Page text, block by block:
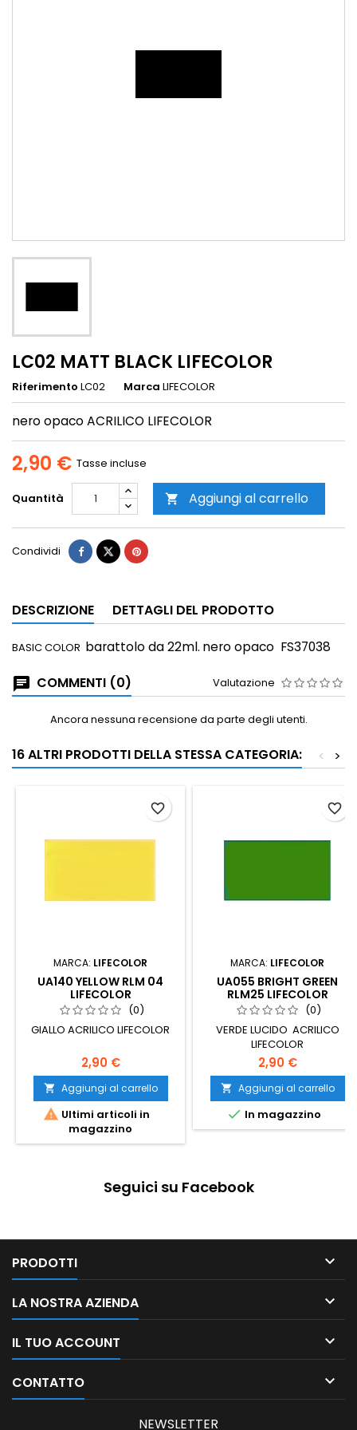
LC02 MATT BLACK LIFECOLOR
Riferimento LC02 Marca LIFECOLOR
nero opaco ACRILICO LIFECOLOR
2,90 € Tasse incluse
Quantità  Aggiungi al carrello
Condividi
DESCRIZIONE DETTAGLI DEL PRODOTTO
BASIC COLOR barattolo da 22ml. nero opaco FS37038
COMMENTI (0) Valutazione
Ancora nessuna recensione da parte degli utenti.
16 ALTRI PRODOTTI DELLA STESSA CATEGORIA: >
<
MARCA: LIFECOLOR
UA140 YELLOW RLM 04
LIFECOLOR
(0)
GIALLO ACRILICO LIFECOLOR
2,90 €
 Aggiungi al carrello
 Ultimi articoli in
magazzino
favorite_border
MARCA: LIFECOLOR
UA055 BRIGHT GREEN
RLM25 LIFECOLOR
(0)
VERDE LUCIDO ACRILICO
LIFECOLOR
2,90 €
 Aggiungi al carrello
 In magazzino
favorite_border
Seguici su Facebook
PRODOTTI 
LA NOSTRA AZIENDA 
IL TUO ACCOUNT 
CONTATTO 
NEWSLETTER